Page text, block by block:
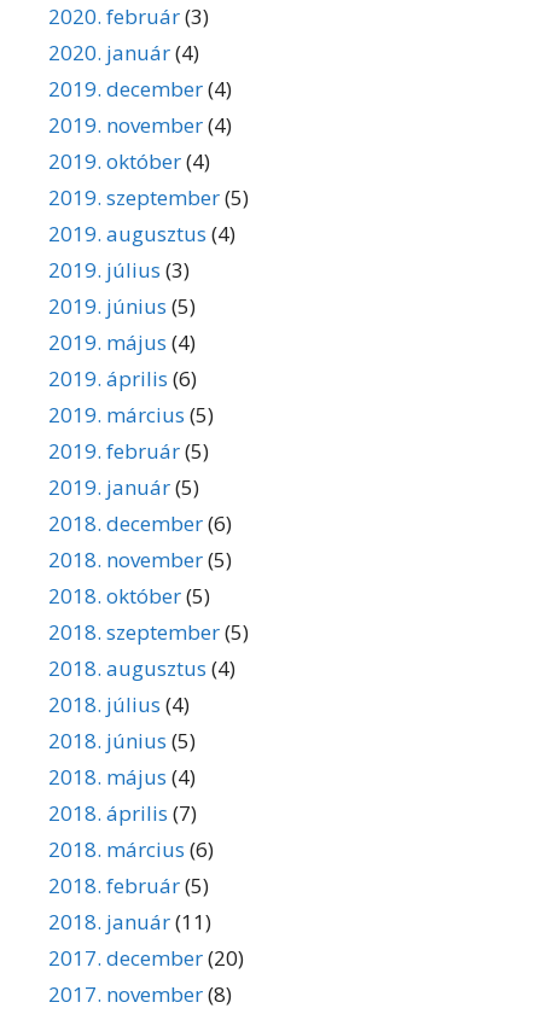
2020. február(3)
2020. január(4)
2019. december(4)
2019. november(4)
2019. október(4)
2019. szeptember(5)
2019. augusztus (4)
2019. július (3)
2019. június (5)
2019. május (4)
2019. április (6)
2019. március (5)
2019. február(5)
2019. január(5)
2018. december(6)
2018. november(5)
2018. október(5)
2018. szeptember(5)
2018. augusztus (4)
2018. július (4)
2018. június (5)
2018. május (4)
2018. április (7)
2018. március (6)
2018. február(5)
2018. január(11)
2017. december(20)
2017. november(8)